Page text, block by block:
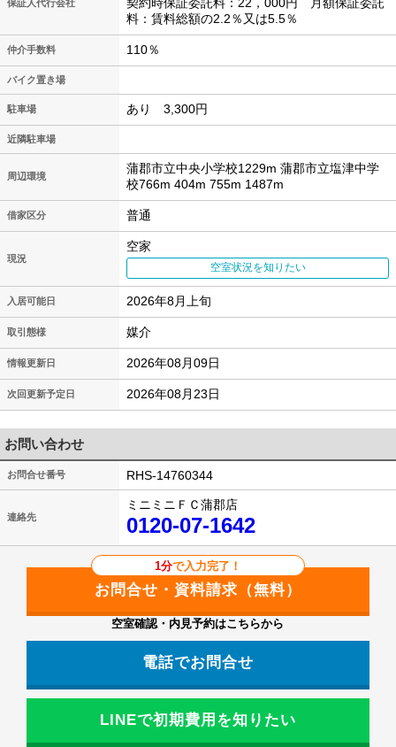
保証人代行会社
料：賃料総額の2.2％又は5.5％
仲介手数料 110％
バイク置き場
駐車場 あり 3,300円
近隣駐車場
周辺環境
蒲郡市立中央小学校1229m 蒲郡市立塩津中学
校766m 404m 755m 1487m
借家区分 普通
現況
空家
空室状況を知りたい
入居可能日 2026年8月上旬
取引態様 媒介
情報更新日 2026年08月09日
次回更新予定日 2026年08月23日
お問い合わせ
お問合せ番号 RHS-14760344
連絡先
ミニミニＦＣ蒲郡店
0120-07-1642
1分で入力完了！
空室確認・内見予約はこちらから
電話でお問合せ
LINEで初期費用を知りたい